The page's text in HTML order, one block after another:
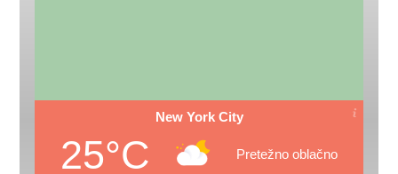
New York City
25°C Pretežno oblačno